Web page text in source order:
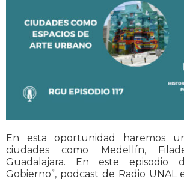
En esta oportunidad haremos
ciudades como Medellín,
Guadalajara. En este episodio
Gobierno”, podcast de Radio UNAL